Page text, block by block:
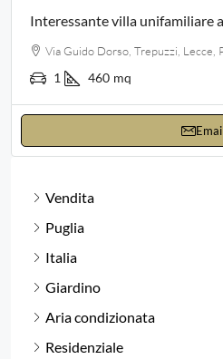
Interessante villa unifamiliare
Via Guido Dorso, Trepuzzi, Lecce,
1 460 mq
Vendita
Puglia
Italia
Giardino
Aria condizionata
Residenziale